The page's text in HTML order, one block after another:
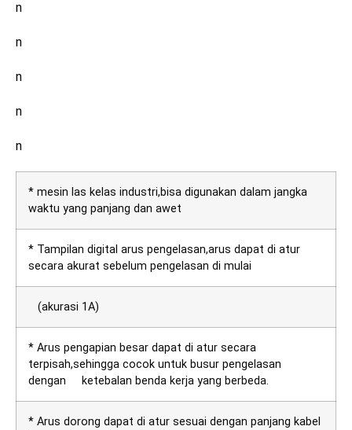
n
n
n
n
n
* mesin las kelas industri,bisa digunakan dalam jangka
waktu yang panjang dan awet
* Tampilan digital arus pengelasan,arus dapat di atur
secara akurat sebelum pengelasan di mulai
(akurasi 1A)
* Arus pengapian besar dapat di atur secara
terpisah,sehingga cocok untuk busur pengelasan
dengan ketebalan benda kerja yang berbeda.
* Arus dorong dapat di atur sesuai dengan panjang kabel